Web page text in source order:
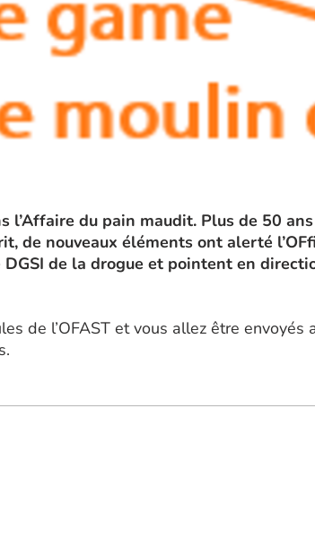
l’Affaire du pain maudit. Plus de 50
de nouveaux éléments ont alerté
DGSI de la drogue et pointent en
de l’OFAST et vous allez être envoyés